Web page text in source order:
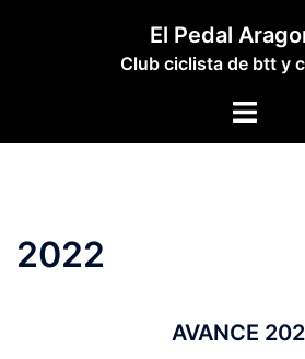
El Pedal
Club ciclista de btt y
Alternar
2022
AVANCE